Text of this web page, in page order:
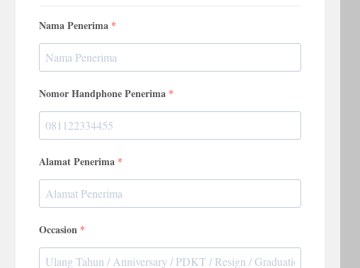
Nama Penerima
Nomor Handphone Penerima
Alamat Penerima
Occasion